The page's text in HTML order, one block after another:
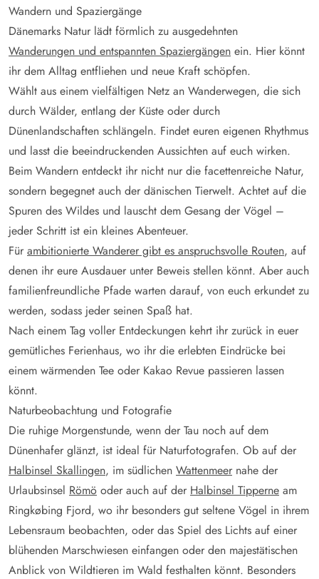
Wandern und Spaziergänge
Dänemarks Natur lädt förmlich zu ausgedehnten
Wanderungen und entspannten Spaziergängen ein. Hier könnt
ihr dem Alltag entfliehen und neue Kraft schöpfen.
Wählt aus einem vielfältigen Netz an Wanderwegen, die sich
durch Wälder, entlang der Küste oder durch
Dünenlandschaften schlängeln. Findet euren eigenen Rhythmus
und lasst die beeindruckenden Aussichten auf euch wirken.
Beim Wandern entdeckt ihr nicht nur die facettenreiche Natur,
sondern begegnet auch der dänischen Tierwelt. Achtet auf die
Spuren des Wildes und lauscht dem Gesang der Vögel –
jeder Schritt ist ein kleines Abenteuer.
Für ambitionierte Wanderer gibt es anspruchsvolle Routen, auf
denen ihr eure Ausdauer unter Beweis stellen könnt. Aber auch
familienfreundliche Pfade warten darauf, von euch erkundet zu
werden, sodass jeder seinen Spaß hat.
Nach einem Tag voller Entdeckungen kehrt ihr zurück in euer
gemütliches Ferienhaus, wo ihr die erlebten Eindrücke bei
einem wärmenden Tee oder Kakao Revue passieren lassen
könnt.
Naturbeobachtung und Fotografie
Die ruhige Morgenstunde, wenn der Tau noch auf dem
Dünenhafer glänzt, ist ideal für Naturfotografen. Ob auf der
Halbinsel Skallingen, im südlichen Wattenmeer nahe der
Urlaubsinsel Römö oder auch auf der Halbinsel Tipperne am
Ringkøbing Fjord, wo ihr besonders gut seltene Vögel in ihrem
Lebensraum beobachten, oder das Spiel des Lichts auf einer
blühenden Marschwiesen einfangen oder den majestätischen
Anblick von Wildtieren im Wald festhalten könnt. Besonders